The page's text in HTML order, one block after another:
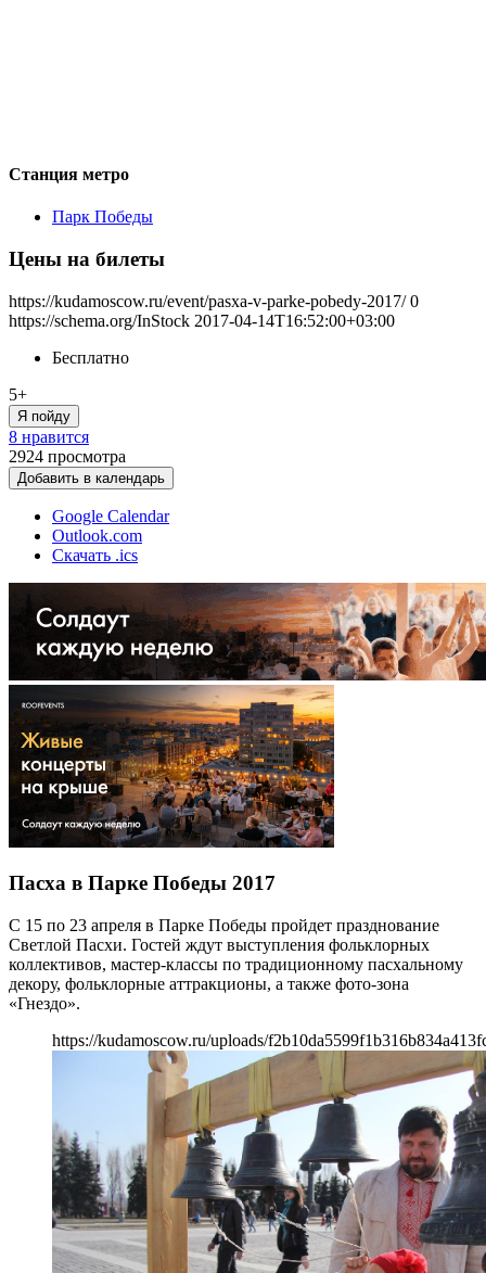
Станция метро
Парк Победы
Цены на билеты
https://kudamoscow.ru/event/pasxa-v-parke-pobedy-2017/ 0
https://schema.org/InStock 2017-04-14T16:52:00+03:00
Бесплатно
5+
Я пойду
8 нравится
2924 просмотра
Добавить в календарь
Google Calendar
Outlook.com
Скачать .ics
Пасха в Парке Победы 2017
С 15 по 23 апреля в Парке Победы пройдет празднование
Светлой Пасхи. Гостей ждут выступления фольклорных
коллективов, мастер-классы по традиционному пасхальному
декору, фольклорные аттракционы, а также фото-зона
«Гнездо».
https://kudamoscow.ru/uploads/